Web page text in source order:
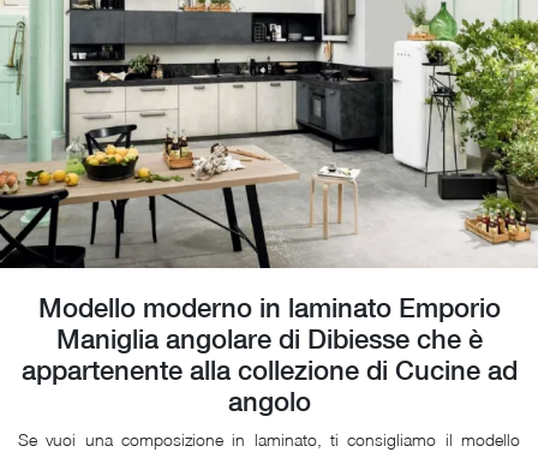
Modello moderno in laminato Emporio
Maniglia angolare di Dibiesse che è
appartenente alla collezione di Cucine ad
angolo
Se vuoi una composizione in laminato, ti consigliamo il modello